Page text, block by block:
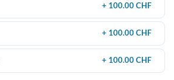
+ 100.00 CHF
+ 100.00 CHF
+ 100.00 CHF